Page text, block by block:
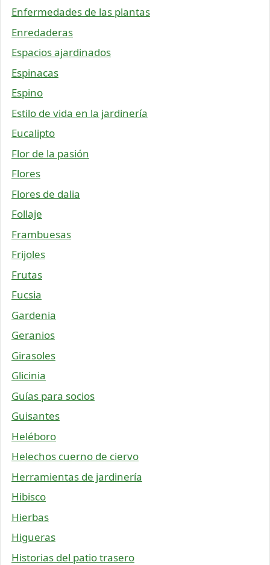
Enfermedades de las plantas
Enredaderas
Espacios ajardinados
Espinacas
Espino
Estilo de vida en la jardinería
Eucalipto
Flor de la pasión
Flores
Flores de dalia
Follaje
Frambuesas
Frijoles
Frutas
Fucsia
Gardenia
Geranios
Girasoles
Glicinia
Guías para socios
Guisantes
Heléboro
Helechos cuerno de ciervo
Herramientas de jardinería
Hibisco
Hierbas
Higueras
Historias del patio trasero